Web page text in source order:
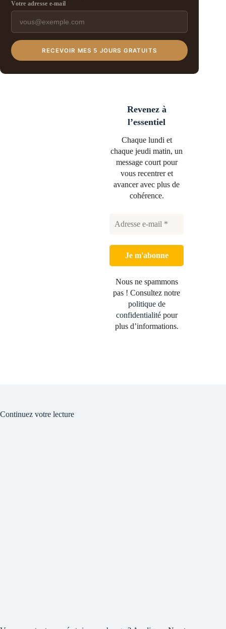
Votre adresse e-mail
RECEVOIR MES 5 JOURS GRATUITS
Revenez à
l’essentiel
Chaque lundi et
chaque jeudi matin, un
message court pour
vous recentrer et
avancer avec plus de
cohérence.
Nous ne spammons
pas ! Consultez notre
politique de
confidentialitépour
plus d’informations.
Continuez votre lecture